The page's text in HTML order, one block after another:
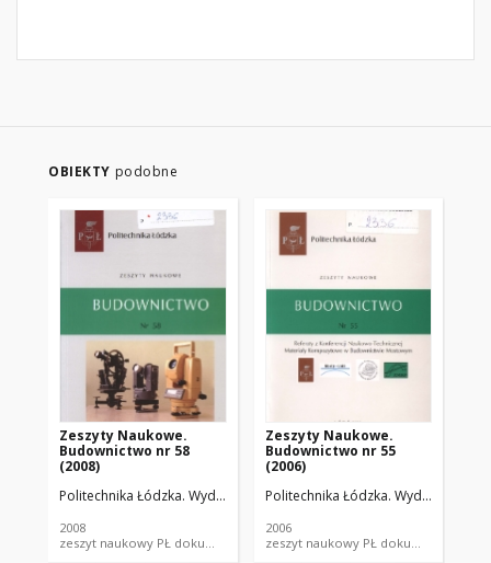
OBIEKTY podobne
Zeszyty Naukowe.
Budownictwo nr 58
(2008)
Politechnika Łódzka. Wydział Budownictwa, Architektury i Inżynierii
2008
zeszyt naukowy PŁ dokument piśmienniczy
Zeszyty Naukowe.
Budownictwo nr 55
(2006)
Politechnika Łódzka. Wydział
2006
zeszyt naukowy PŁ dokument